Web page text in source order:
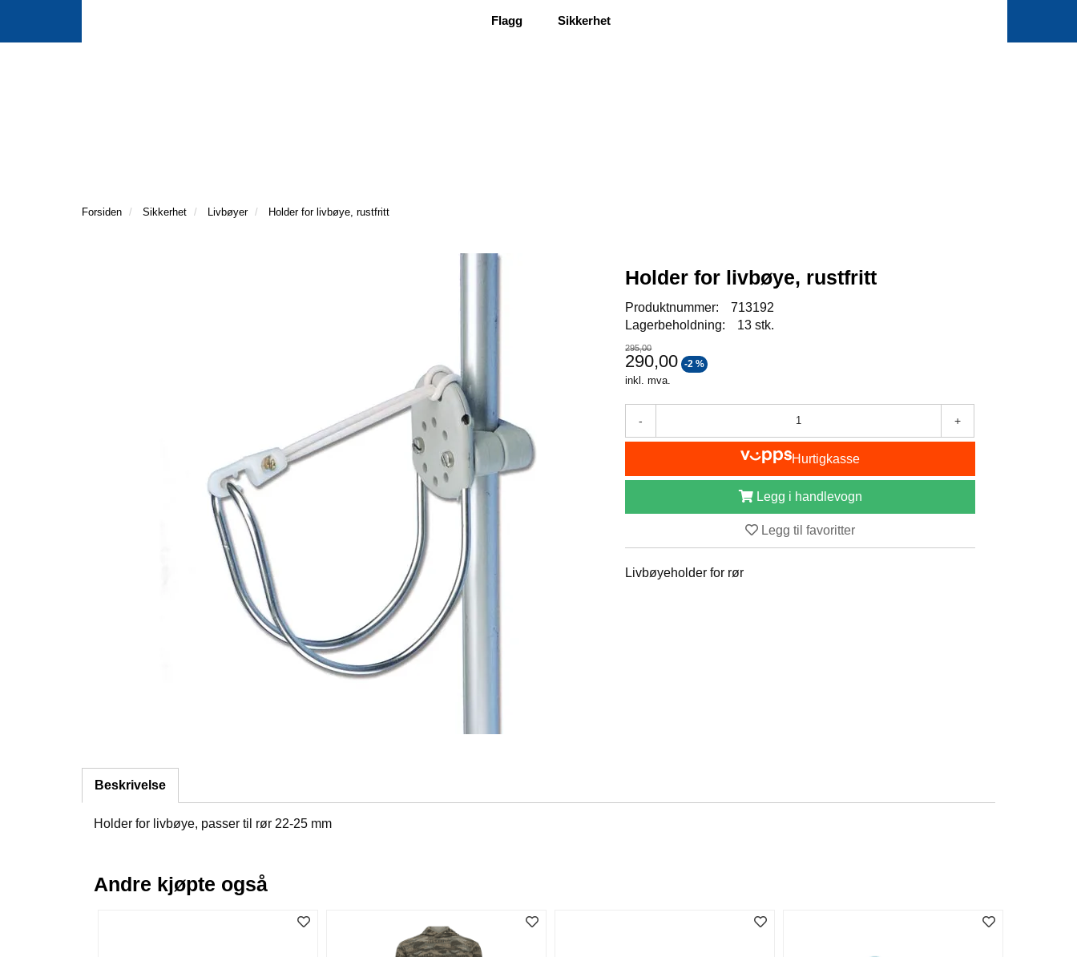
Flagg Sikkerhet
Forsiden Sikkerhet Livbøyer Holder for livbøye, rustfritt
Holder for livbøye, rustfritt
Produktnummer:
713192
Lagerbeholdning:
13 stk.
295,00
290,00 -2 %
inkl. mva.
- +
Hurtigkasse
Legg i handlevogn
Legg til favoritter
Livbøyeholder for rør
Beskrivelse
Holder for livbøye, passer til rør 22-25 mm
Andre kjøpte også